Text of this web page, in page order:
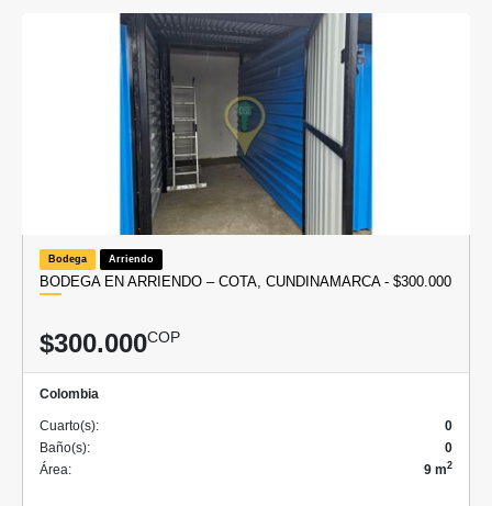
Bodega Arriendo
BODEGA EN ARRIENDO – COTA, CUNDINAMARCA - $300.000
$300.000COP
Colombia
Cuarto(s):
0
Baño(s):
0
Área:
9 m2